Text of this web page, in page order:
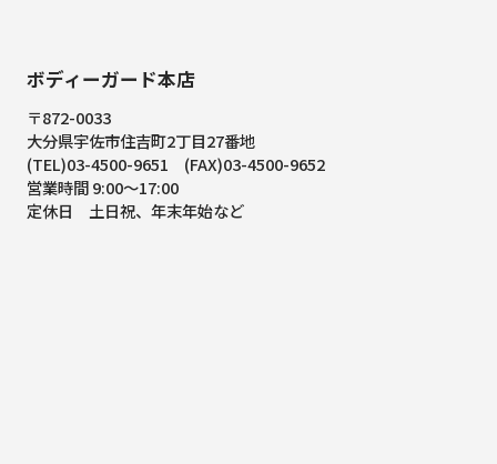
ボディーガード本店
〒872-0033
大分県宇佐市住吉町2丁目27番地
(TEL)03-4500-9651 (FAX)03-4500-9652
営業時間 9:00～17:00
定休日 土日祝、年末年始など